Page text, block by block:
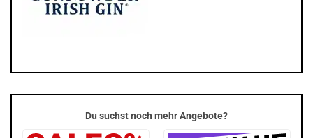
Du suchst noch mehr Angebote?